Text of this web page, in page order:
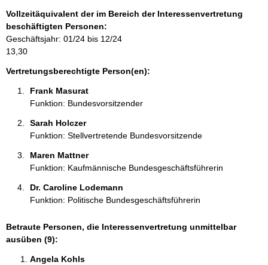
o
n
e
n
:
Vollzeitäquivalent der im Bereich der Interessenvertretung
beschäftigten Personen:
Geschäftsjahr: 01/24 bis 12/24
13,30
Vertretungsberechtigte Person(en):
Frank Masurat
Funktion: Bundesvorsitzender
Sarah Holczer
Funktion: Stellvertretende Bundesvorsitzende
Maren Mattner
Funktion: Kaufmännische Bundesgeschäftsführerin
Dr. Caroline Lodemann
Funktion: Politische Bundesgeschäftsführerin
Betraute Personen, die Interessenvertretung unmittelbar
ausüben (9):
Angela Kohls